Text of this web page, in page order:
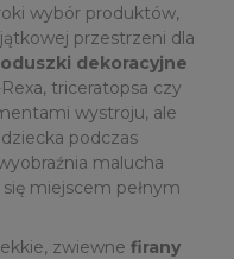
wybór produktów,
przestrzeni dla
dekoracyjne
triceratopsa czy
wystroju, ale
podczas
malucha
miejscem pełnym
zwiewne firany